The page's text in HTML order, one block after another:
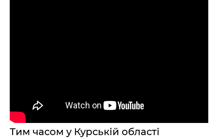
Тим часом у Курській області